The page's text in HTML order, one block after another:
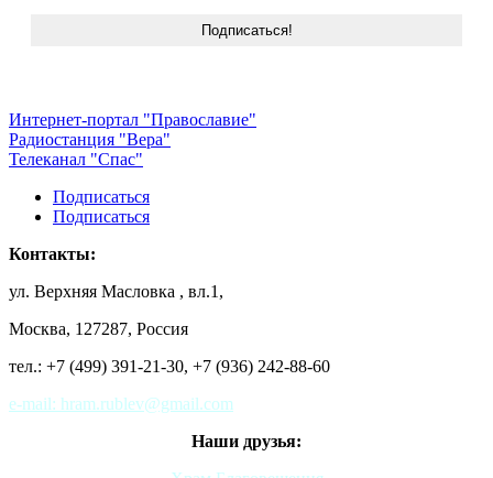
Интернет-портал "Православие"
Радиостанция "Вера"
Телеканал "Спас"
Подписаться
Подписаться
Контакты:
ул. Верхняя Масловка , вл.1,
Москва, 127287, Россия
тел.: +7 (499) 391-21-30, +7 (936) 242-88-60
e-mail: hram.rublev@gmail.com
Наши друзья: